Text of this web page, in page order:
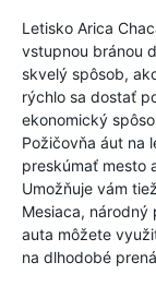
Letisko Arica
vstupnou bránou
skvelý spôsob,
rýchlo sa dostať
ekonomický
Požičovňa áut na
preskúmať mesto
Umožňuje vám
Mesiaca, národný
auta môžete
na dlhodobé